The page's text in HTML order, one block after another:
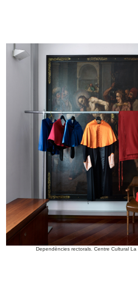
Dependències rectorals. Centre Cultural